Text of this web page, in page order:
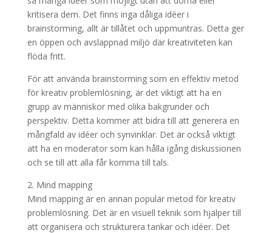
kritisera dem. Det finns inga dåliga idéer i
brainstorming, allt är tillåtet och uppmuntras. Detta ger
en öppen och avslappnad miljö där kreativiteten kan
flöda fritt.
För att använda brainstorming som en effektiv metod
för kreativ problemlösning, är det viktigt att ha en
grupp av människor med olika bakgrunder och
perspektiv. Detta kommer att bidra till att generera en
mångfald av idéer och synvinklar. Det är också viktigt
att ha en moderator som kan hålla igång diskussionen
och se till att alla får komma till tals.
2. Mind mapping
Mind mapping är en annan populär metod för kreativ
problemlösning. Det är en visuell teknik som hjälper till
att organisera och strukturera tankar och idéer. Det